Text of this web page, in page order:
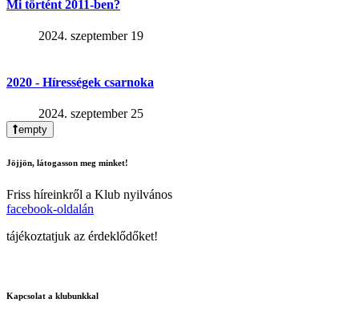
Mi történt 2011-ben?
2024. szeptember 19
2020 - Hírességek csarnoka
2024. szeptember 25
empty
Jöjjön, látogasson meg minket!
Friss híreinkről a Klub nyilvános
facebook-oldalán
tájékoztatjuk az érdeklődőket!
Kapcsolat a klubunkkal